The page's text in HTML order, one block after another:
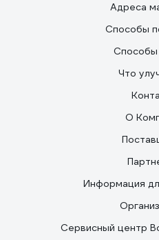
Адреса
Способы
Способы
Что
О
Информация
Сервисный центр